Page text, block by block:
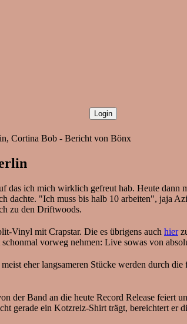
Cortina Bob - Bericht von Bönx
das ich mich wirklich gefreut hab. Heute
dachte. "Ich muss bis halb 10 arbeiten",
zu den Driftwoods.
Vinyl mit Crapstar. Die es übrigens auch hier
vorweg nehmen: Live sowas von
eher langsameren Stücke werden durch
der Band an die heute Record Release
gerade ein Kotzreiz-Shirt trägt, bereichtert er